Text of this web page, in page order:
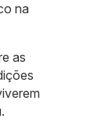
na
as